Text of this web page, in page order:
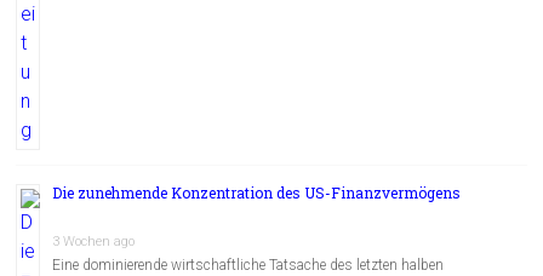
Die zunehmende Konzentration des US-Finanzvermögens
3 Wochen ago
Eine dominierende wirtschaftliche Tatsache des letzten halben